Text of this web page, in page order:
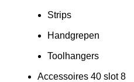
Strips
Handgrepen
Toolhangers
Accessoires 40 slot 8